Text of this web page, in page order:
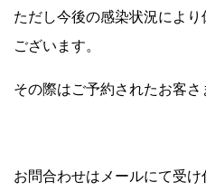
ただし今後の感染状況によ
ございます。
その際はご予約されたお客さ
お問合わせはメールにて受け